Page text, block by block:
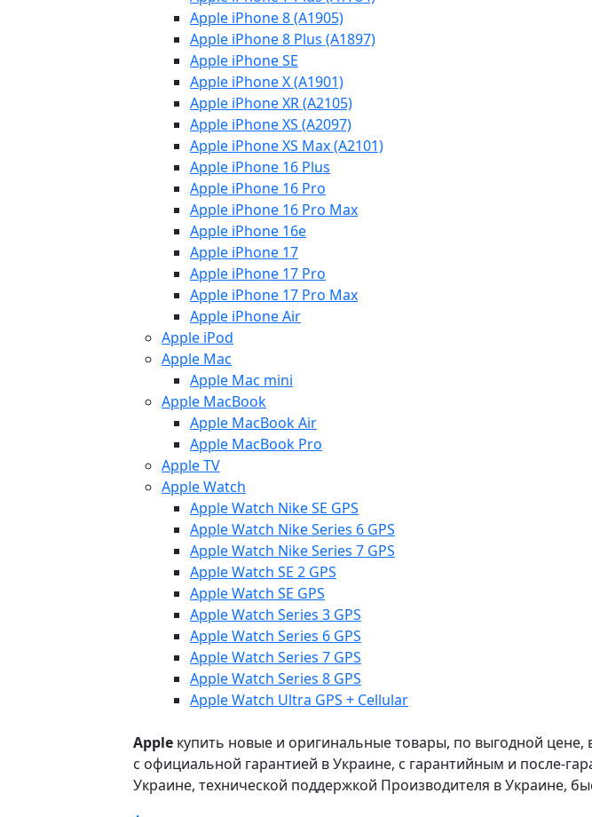
Apple iPhone 8 (A1905)
Apple iPhone 8 Plus (A1897)
Apple iPhone SE
Apple iPhone X (A1901)
Apple iPhone XR (A2105)
Apple iPhone XS (A2097)
Apple iPhone XS Max (A2101)
Apple iPhone 16 Plus
Apple iPhone 16 Pro
Apple iPhone 16 Pro Max
Apple iPhone 16e
Apple iPhone 17
Apple iPhone 17 Pro
Apple iPhone 17 Pro Max
Apple iPhone Air
Apple iPod
Apple Mac
Apple Mac mini
Apple MacBook
Apple MacBook Air
Apple MacBook Pro
Apple TV
Apple Watch
Apple Watch Nike SE GPS
Apple Watch Nike Series 6 GPS
Apple Watch Nike Series 7 GPS
Apple Watch SE 2 GPS
Apple Watch SE GPS
Apple Watch Series 3 GPS
Apple Watch Series 6 GPS
Apple Watch Series 7 GPS
Apple Watch Series 8 GPS
Apple Watch Ultra GPS + Cellular
Apple купить новые и оригинальные товары, по выгодной цене,
с официальной гарантией в Украине, с гарантийным и после-
Украине, технической поддержкой Производителя в Украине,